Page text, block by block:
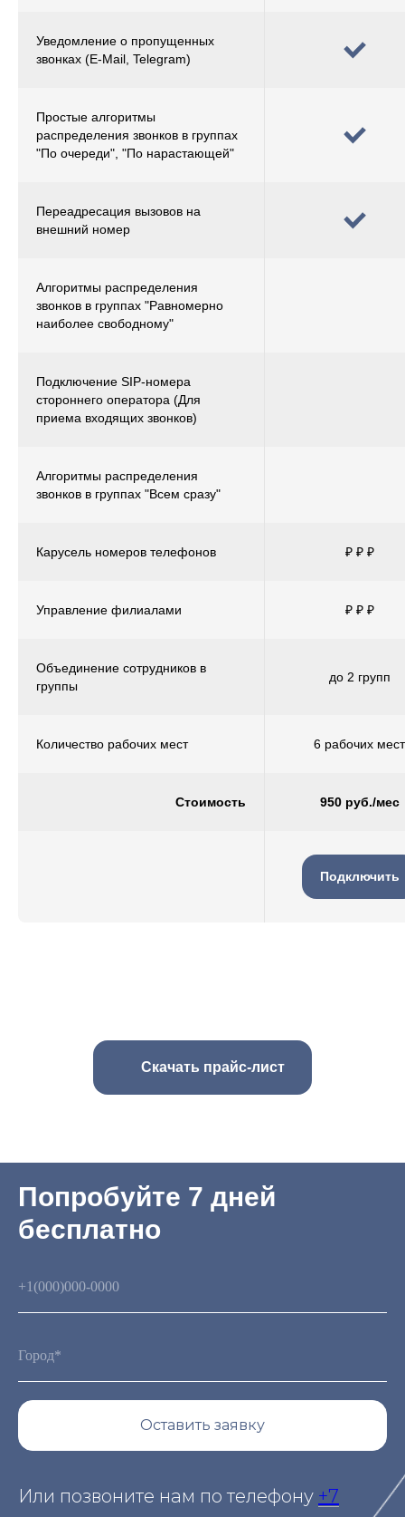
Уведомление о пропущенных
звонках (E-Mail, Telegram)
Простые алгоритмы
распределения звонков в группах
"По очереди", "По нарастающей"
Переадресация вызовов на
внешний номер
Алгоритмы распределения
звонков в группах "Равномерно
наиболее свободному"
Подключение SIP-номера
стороннего оператора (Для
приема входящих звонков)
Алгоритмы распределения
звонков в группах "Всем сразу"
Карусель номеров телефонов ₽ ₽ ₽
Управление филиалами ₽ ₽ ₽
Объединение сотрудников в
группы
до 2 групп
Количество рабочих мест 6 рабочих мест
Стоимость 950 руб./мес
Подключить
Скачать прайс-лист
Попробуйте 7 дней
бесплатно
Оставить заявку
Или позвоните нам по телефону +7